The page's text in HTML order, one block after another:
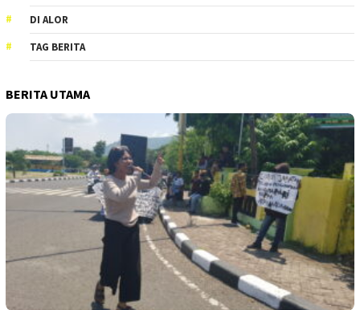
DI ALOR
TAG BERITA
BERITA UTAMA